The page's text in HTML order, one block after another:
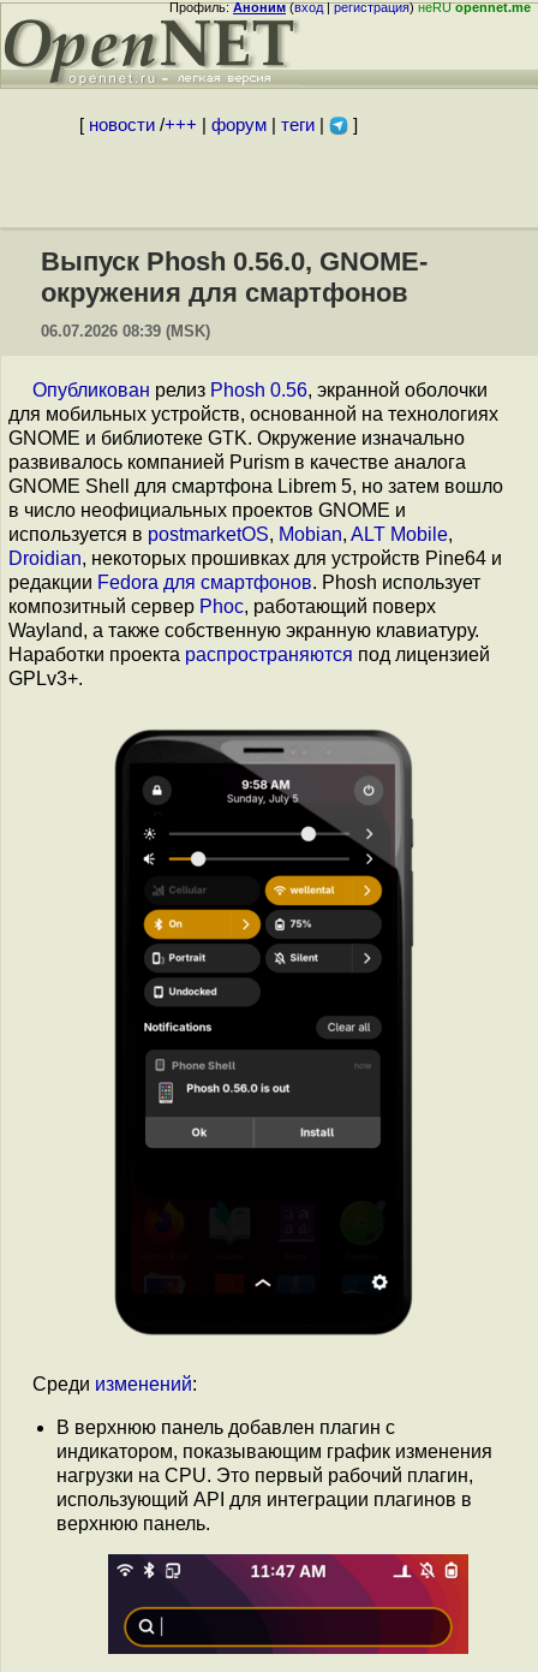
Профиль:Аноним(вход|регистрация)неRUopennet.me
[ новости/+++ форум| теги| ]
Выпуск Phosh 0.56.0, GNOME-
окружения для смартфонов
06.07.2026 08:39 (MSK)
Опубликован релиз Phosh 0.56, экранной оболочки
для мобильных устройств, основанной на технологиях
GNOME и библиотеке GTK. Окружение изначально
развивалось компанией Purism в качестве аналога
GNOME Shell для смартфона Librem 5, но затем вошло
в число неофициальных проектов GNOME и
используется в postmarketOS, Mobian, ALT Mobile,
Droidian, некоторых прошивках для устройств Pine64 и
редакции Fedora для смартфонов. Phosh использует
композитный сервер Phoc, работающий поверх
Wayland, а также собственную экранную клавиатуру.
Наработки проекта распространяются под лицензией
GPLv3+.
Среди изменений:
В верхнюю панель добавлен плагин с
индикатором, показывающим график изменения
нагрузки на CPU. Это первый рабочий плагин,
использующий API для интеграции плагинов в
верхнюю панель.